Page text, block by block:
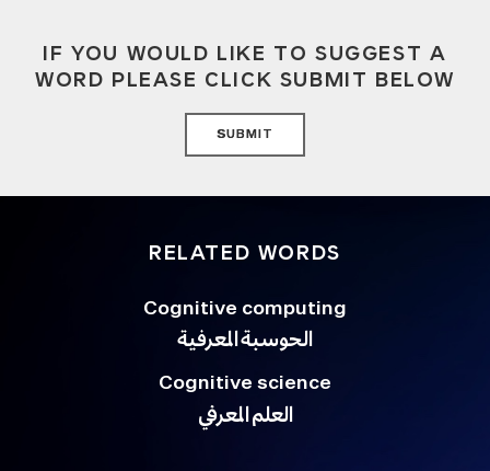
IF YOU WOULD LIKE TO SUGGEST A
WORD PLEASE CLICK SUBMIT BELOW
SUBMIT
RELATED WORDS
Cognitive computing
الحوسبة المعرفية
Cognitive science
العلم المعرفي